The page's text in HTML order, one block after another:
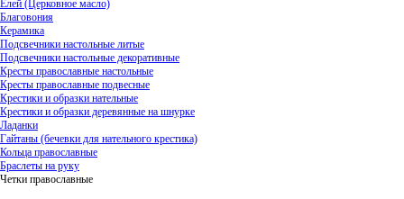
Елей (Церковное масло)
Благовония
Керамика
Подсвечники настольные литые
Подсвечники настольные декоративные
Кресты православные настольные
Кресты православные подвесные
Крестики и образки нательные
Крестики и образки деревянные на шнурке
Ладанки
Гайтаны (бечевки для нательного крестика)
Кольца православные
Браслеты на руку
Четки православные